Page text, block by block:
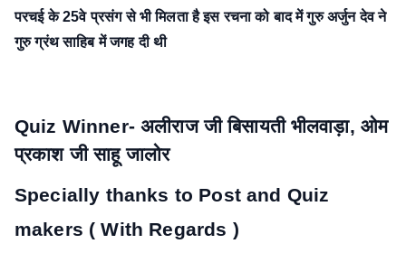
परचई के 25वे प्रसंग से भी मिलता है इस रचना को बाद में गुरु अर्जुन देव ने
गुरु ग्रंथ साहिब में जगह दी थी
Quiz Winner- अलीराज जी बिसायती भीलवाड़ा, ओम
प्रकाश जी साहू जालोर
Specially thanks to Post and Quiz
makers ( With Regards )